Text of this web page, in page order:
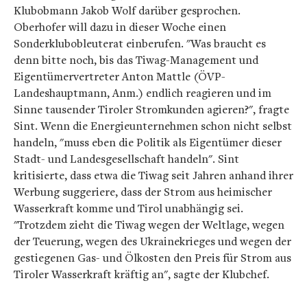
Klubobmann Jakob Wolf darüber gesprochen.
Oberhofer will dazu in dieser Woche einen
Sonderklubobleuterat einberufen. "Was braucht es
denn bitte noch, bis das Tiwag-Management und
Eigentümervertreter Anton Mattle (ÖVP-
Landeshauptmann, Anm.) endlich reagieren und im
Sinne tausender Tiroler Stromkunden agieren?", fragte
Sint. Wenn die Energieunternehmen schon nicht selbst
handeln, "muss eben die Politik als Eigentümer dieser
Stadt- und Landesgesellschaft handeln". Sint
kritisierte, dass etwa die Tiwag seit Jahren anhand ihrer
Werbung suggeriere, dass der Strom aus heimischer
Wasserkraft komme und Tirol unabhängig sei.
"Trotzdem zieht die Tiwag wegen der Weltlage, wegen
der Teuerung, wegen des Ukrainekrieges und wegen der
gestiegenen Gas- und Ölkosten den Preis für Strom aus
Tiroler Wasserkraft kräftig an", sagte der Klubchef.